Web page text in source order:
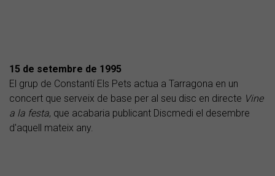
15 de setembre de 1995
El grup de Constantí Els Pets actua a Tarragona en un
concert que serveix de base per al seu disc en directe Vine
a la festa, que acabaria publicant Discmedi el desembre
d'aquell mateix any.